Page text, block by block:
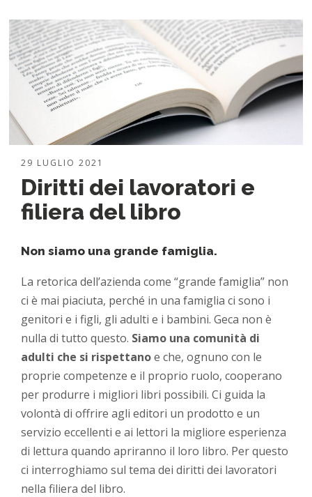
29 LUGLIO 2021
Diritti dei lavoratori e
filiera del libro
Non siamo una grande famiglia.
La retorica dell’azienda come “grande famiglia” non
ci è mai piaciuta, perché in una famiglia ci sono i
genitori e i figli, gli adulti e i bambini. Geca non è
nulla di tutto questo. Siamo una comunità di
adulti che si rispettanoe che, ognuno con le
proprie competenze e il proprio ruolo, cooperano
per produrre i migliori libri possibili. Ci guida la
volontà di offrire agli editori un prodotto e un
servizio eccellenti e ai lettori la migliore esperienza
di lettura quando apriranno il loro libro. Per questo
ci interroghiamo sul tema dei diritti dei lavoratori
nella filiera del libro.